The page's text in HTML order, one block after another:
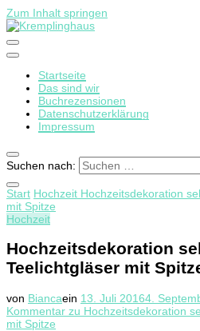
Zum Inhalt springen
Startseite
Das sind wir
Buchrezensionen
Datenschutzerklärung
Impressum
Suchen nach:
Start Hochzeit Hochzeitsdekoration
mit Spitze
Hochzeit
Hochzeitsdekoration
Teelichtgläser mit
von Biancaein 13. Juli 20164.
Kommentar zu Hochzeitsdekoration
mit Spitze